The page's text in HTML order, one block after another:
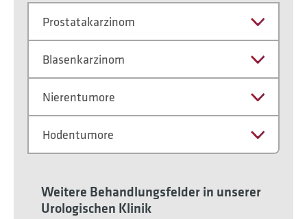
Prostatakarzinom
Blasenkarzinom
Nierentumore
Hodentumore
Weitere Behandlungsfelder in unserer
Urologischen Klinik